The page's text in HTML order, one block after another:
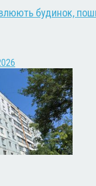
будинок,